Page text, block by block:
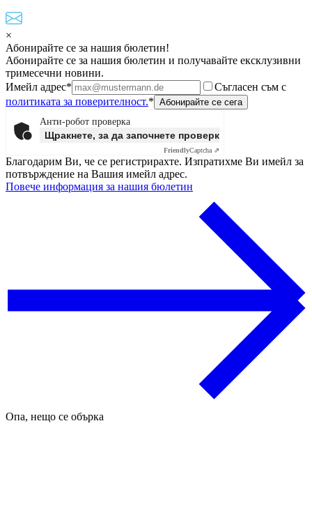
×
Абонирайте се за нашия бюлетин!
Абонирайте се за нашия бюлетин и получавайте ексклузивни
тримесечни новини.
Имейл адрес*
Съгласен съм с
политиката за поверителност.*
Анти-робот проверка
Щракнете, за да започнете проверката
FriendlyCaptcha ⇗
Благодарим Ви, че се регистрирахте. Изпратихме Ви имейл за
потвърждение на Вашия имейл адрес.
Повече информация за нашия бюлетин
Опа, нещо се обърка